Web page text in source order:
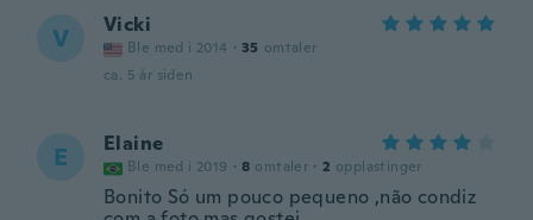
V Vicki
Ble med i 2014 · 35 omtaler
ca. 5 år siden
E Elaine
Ble med i 2019 · 8 omtaler · 2 opplastinger
Bonito Só um pouco pequeno ,não condiz